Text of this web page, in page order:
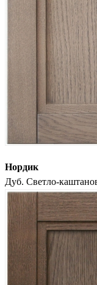
Нордик
Дуб. Светло-